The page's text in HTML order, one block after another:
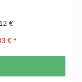
€
€ *